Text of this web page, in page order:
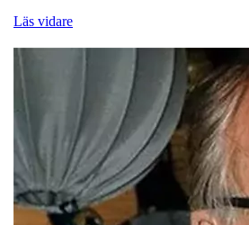
Läs vidare